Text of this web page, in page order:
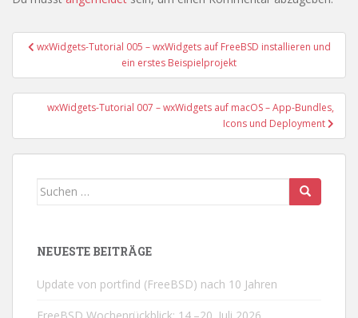
Beitragsnavigation
wxWidgets-Tutorial 005 – wxWidgets auf FreeBSD installieren und
ein erstes Beispielprojekt
wxWidgets-Tutorial 007 – wxWidgets auf macOS – App-Bundles,
Icons und Deployment
Suchen
NEUESTE BEITRÄGE
Update von portfind (FreeBSD) nach 10 Jahren